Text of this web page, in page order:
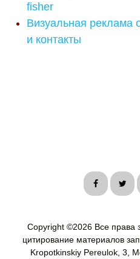
fisher
Визуальная реклама
и контакты
Copyright ©2026 Все права
цитирование материалов
Kropotkinskiy Pereulok, 3,